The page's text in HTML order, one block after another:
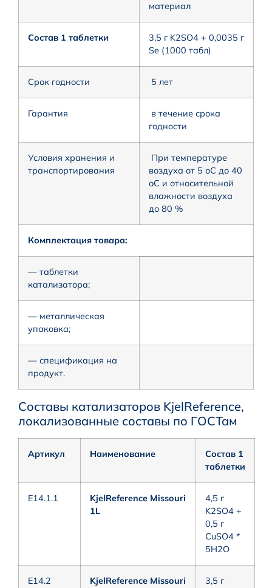
материал
Состав 1 таблетки
3,5 г K2SO4 + 0,0035 г
Se (1000 табл)
Срок годности 5 лет
Гарантия
в течение срока
годности
Условия хранения и
транспортирования
При температуре
воздуха от 5 оС до 40
оС и относительной
влажности воздуха
до 80 %
Комплектация товара:
— таблетки
катализатора;
— металлическая
упаковка;
— спецификация на
продукт.
Составы катализаторов KjelReference,
локализованные составы по ГОСТам
Артикул Наименование
Состав 1
таблетки
E14.1.1
KjelReference Missouri
1L
4,5 г
K2SO4 +
0,5 г
CuSO4 *
5H2O
E14.2 KjelReference Missouri 3,5 г